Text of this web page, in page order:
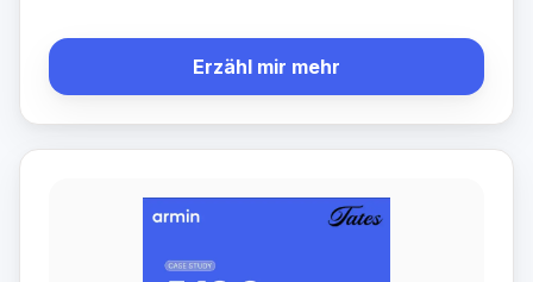
Erzähl mir mehr